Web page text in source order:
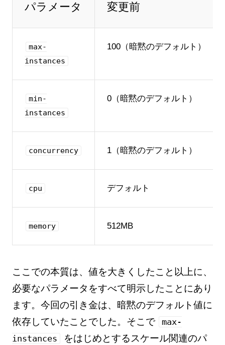
パラメータ 変更前
max-
instances
100（暗黙のデフォルト）
min-
instances
0（暗黙のデフォルト）
concurrency 1（暗黙のデフォルト）
cpu デフォルト
memory 512MB
ここでの本質は、値を大きくしたこと以上に、
必要なパラメータをすべて明示したことにあり
ます。今回の引き金は、暗黙のデフォルト値に
依存していたことでした。そこで
max-
instances
をはじめとするスケール関連のパ